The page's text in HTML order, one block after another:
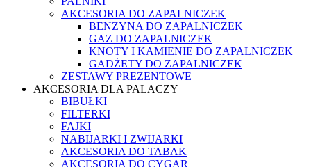
AKCESORIA DO ZAPALNICZEK
BENZYNA DO ZAPALNICZEK
GAZ DO ZAPALNICZEK
KNOTY I KAMIENIE DO ZAPALNICZEK
GADŻETY DO ZAPALNICZEK
ZESTAWY PREZENTOWE
AKCESORIA DLA PALACZY
BIBUŁKI
FILTERKI
FAJKI
NABIJARKI I ZWIJARKI
AKCESORIA DO TABAK
AKCESORIA DO CYGAR